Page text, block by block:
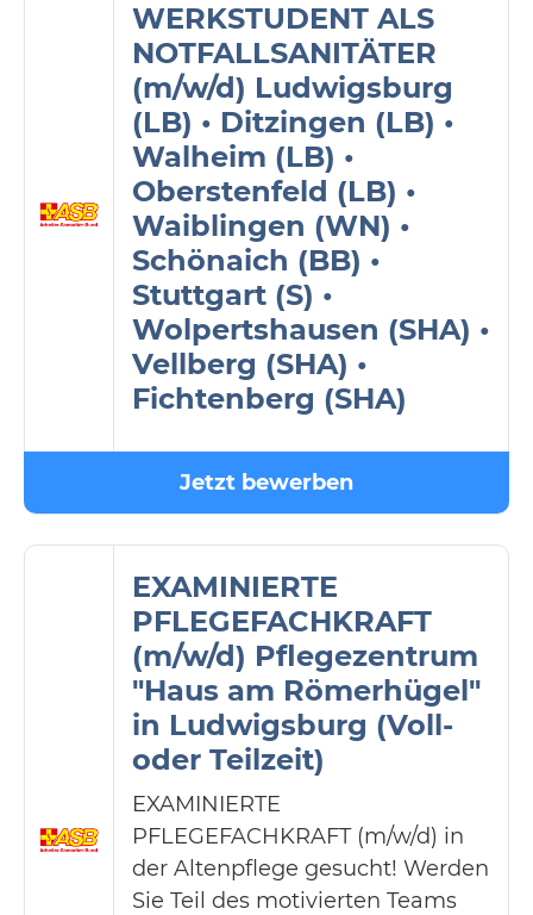
WERKSTUDENT ALS
NOTFALLSANITÄTER
(m/w/d) Ludwigsburg
(LB) • Ditzingen (LB) •
Walheim (LB) •
Oberstenfeld (LB) •
Waiblingen (WN) •
Schönaich (BB) •
Stuttgart (S) •
Wolpertshausen (SHA) •
Vellberg (SHA) •
Fichtenberg (SHA)
Jetzt bewerben
EXAMINIERTE
PFLEGEFACHKRAFT
(m/w/d) Pflegezentrum
"Haus am Römerhügel"
in Ludwigsburg (Voll-
oder Teilzeit)
EXAMINIERTE
PFLEGEFACHKRAFT (m/w/d) in
der Altenpflege gesucht! Werden
Sie Teil des motivierten Teams